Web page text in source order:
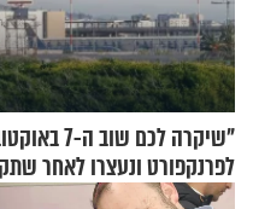
"שיקרה
לפרנקפורט ונעצרו לאחר